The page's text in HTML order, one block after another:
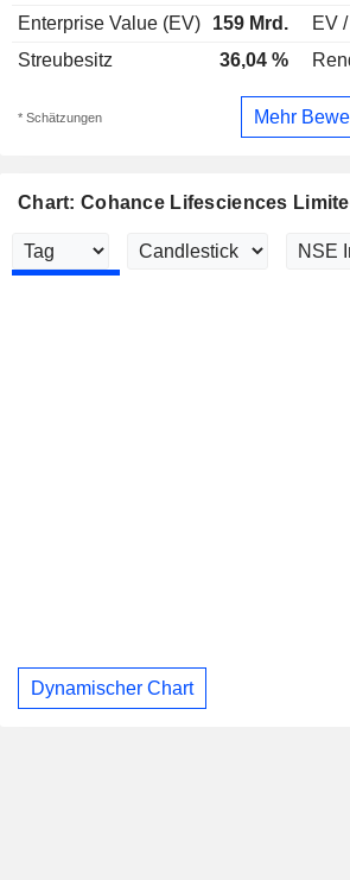
Enterprise Value (EV) 159 Mrd. EV
Streubesitz
36,04 %
* Schätzungen Mehr
Chart: Cohance Lifesciences
Dynamischer Chart